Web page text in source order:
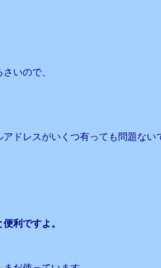
いので、
ドレスがいくつ有っても問題ない
利ですよ。